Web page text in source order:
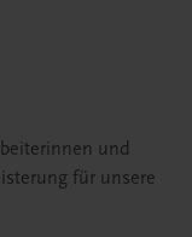
und
für unsere